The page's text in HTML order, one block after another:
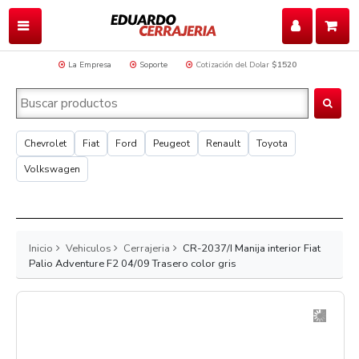
La Empresa Soporte Cotización del Dolar $1520
Chevrolet Fiat Ford Peugeot Renault
Toyota
Volkswagen
Inicio Vehiculos Cerrajeria
CR-2037/I Manija interior Fiat
Palio Adventure F2 04/09 Trasero color gris